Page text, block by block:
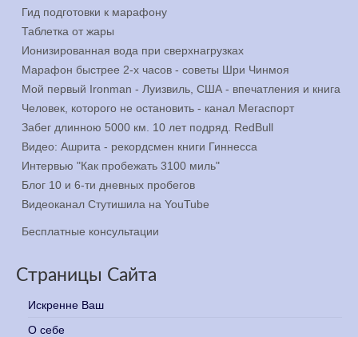
Гид подготовки к марафону
Таблетка от жары
Ионизированная вода при сверхнагрузках
Марафон быстрее 2-х часов - советы Шри Чинмоя
Мой первый Ironman - Луизвиль, США - впечатления и книга
Человек, которого не остановить - канал Мегаспорт
Забег длинною 5000 км. 10 лет подряд. RedBull
Видео: Ашрита - рекордсмен книги Гиннесса
Интервью "Как пробежать 3100 миль"
Блог 10 и 6-ти дневных пробегов
Видеоканал Стутишила на YouTube
Бесплатные консультации
Страницы Сайта
Искренне Ваш
О себе